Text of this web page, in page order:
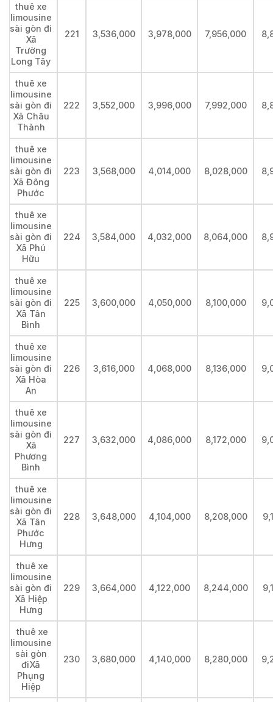
thuê xe
limousine
sài gòn đi
Xã
Trường
Long Tây
221 3,536,000 3,978,000 7,956,000
thuê xe
limousine
sài gòn đi
Xã Châu
Thành
222 3,552,000 3,996,000 7,992,000
thuê xe
limousine
sài gòn đi
Xã Đông
Phước
223 3,568,000 4,014,000 8,028,000
thuê xe
limousine
sài gòn đi
Xã Phú
Hữu
224 3,584,000 4,032,000 8,064,000
thuê xe
limousine
sài gòn đi
Xã Tân
Bình
225 3,600,000 4,050,000 8,100,000
thuê xe
limousine
sài gòn đi
Xã Hòa
An
226 3,616,000 4,068,000 8,136,000
thuê xe
limousine
sài gòn đi
Xã
Phương
Bình
227 3,632,000 4,086,000 8,172,000
thuê xe
limousine
sài gòn đi
Xã Tân
Phước
Hưng
228 3,648,000 4,104,000 8,208,000
thuê xe
limousine
sài gòn đi
Xã Hiệp
Hưng
229 3,664,000 4,122,000 8,244,000
thuê xe
limousine
sài gòn
điXã
Phụng
Hiệp
230 3,680,000 4,140,000 8,280,000